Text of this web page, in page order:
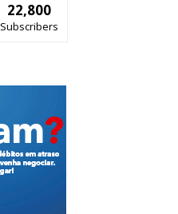
22,800
Subscribers